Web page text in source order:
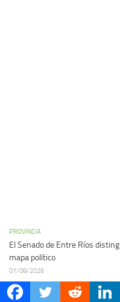
PROVINCIA
El Senado de Entre Ríos
mapa político
07/08/2026